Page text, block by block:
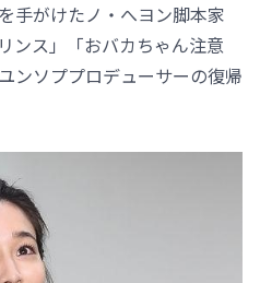
手がけたノ・へヨン脚本家
ンス」「おバカちゃん注意
ンソププロデューサーの復帰